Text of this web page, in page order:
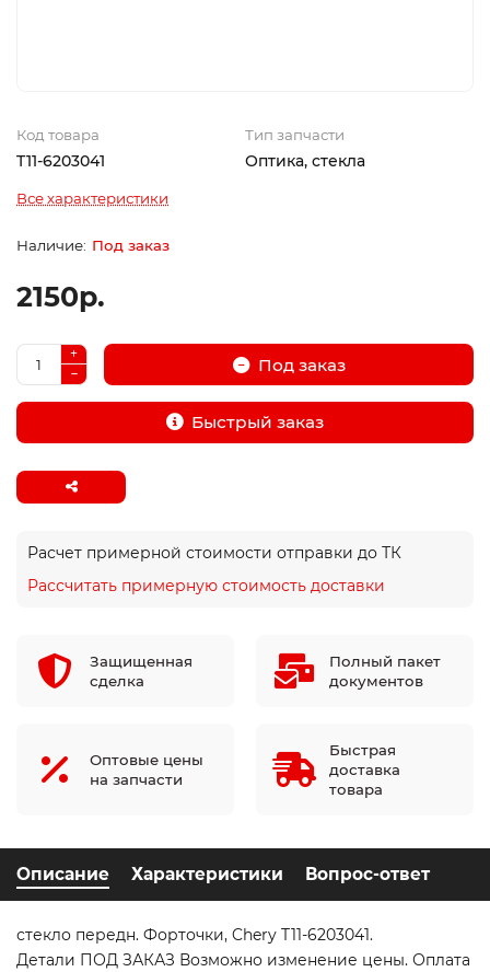
Код товара
T11-6203041
Тип запчасти
Оптика, стекла
Все характеристики
Под заказ
2150р.
Под заказ
Быстрый заказ
Расчет примерной стоимости отправки до ТК
Рассчитать примерную стоимость доставки
Защищенная
сделка
Полный пакет
документов
Оптовые цены
на запчасти
Быстрая
доставка
товара
Описание Характеристики Вопрос-ответ
стекло передн. Форточки, Chery T11-6203041.
Детали ПОД ЗАКАЗ Возможно изменение цены. Оплата